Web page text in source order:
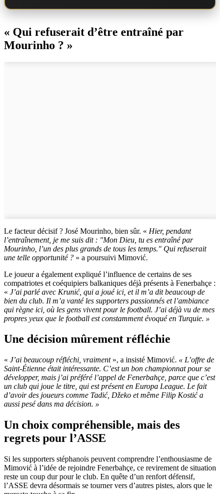
« Qui refuserait d’être entraîné par
Mourinho ? »
Le facteur décisif ? José Mourinho, bien sûr. « Hier, pendant
l’entraînement, je me suis dit : "Mon Dieu, tu es entraîné par
Mourinho, l’un des plus grands de tous les temps." Qui refuserait
une telle opportunité ? » a poursuivi Mimović.
Le joueur a également expliqué l’influence de certains de ses
compatriotes et coéquipiers balkaniques déjà présents à Fenerbahçe :
« J’ai parlé avec Krunić, qui a joué ici, et il m’a dit beaucoup de
bien du club. Il m’a vanté les supporters passionnés et l’ambiance
qui règne ici, où les gens vivent pour le football. J’ai déjà vu de mes
propres yeux que le football est constamment évoqué en Turquie. »
Une décision mûrement réfléchie
« J’ai beaucoup réfléchi, vraiment», a insisté Mimović. « L’offre de
Saint-Étienne était intéressante. C’est un bon championnat pour se
développer, mais j’ai préféré l’appel de Fenerbahçe, parce que c’est
un club qui joue le titre, qui est présent en Europa League. Le fait
d’avoir des joueurs comme Tadić, Džeko et même Filip Kostić a
aussi pesé dans ma décision. »
Un choix compréhensible, mais des
regrets pour l’ASSE
Si les supporters stéphanois peuvent comprendre l’enthousiasme de
Mimović à l’idée de rejoindre Fenerbahçe, ce revirement de situation
reste un coup dur pour le club. En quête d’un renfort défensif,
l’ASSE devra désormais se tourner vers d’autres pistes, alors que le